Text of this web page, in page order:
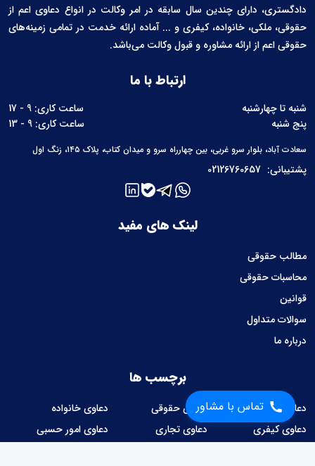
تماس با مشاور
دادگستری، دارای چندین سال سابقه در امر وکالت در انواع دعاوی اعم از
حقوقی، ملکی، خانواده، کیفری و ... آماده ارائه خدمت در تمامی زمینه‌های
حقوقی اعم از ارائه مشاوره و قبول وکالت می‌باشد.
لینک های مفید
مطالب حقوقی
محاسبات حقوقی
قوانین
سوالات متداول
درباره ما
برچسب ها
دعاوی ملکی دعاوی حقوقی
دعاوی خانواده
دعاوی کیفری
دعاوی تجاری
دعاوی امور حسبی
ارتباط با ما
شنبه تا چهارشنبه
ساعت کاری: 9 - 17
پنج شنبه
ساعت کاری: 9 - 13
سعادت آباد، بلوار سرو غربی، بین چهارراه سرو و میدان کتاب، پلاک ۱۴۵، زنگ اول
پشتیبانی: 02126760657